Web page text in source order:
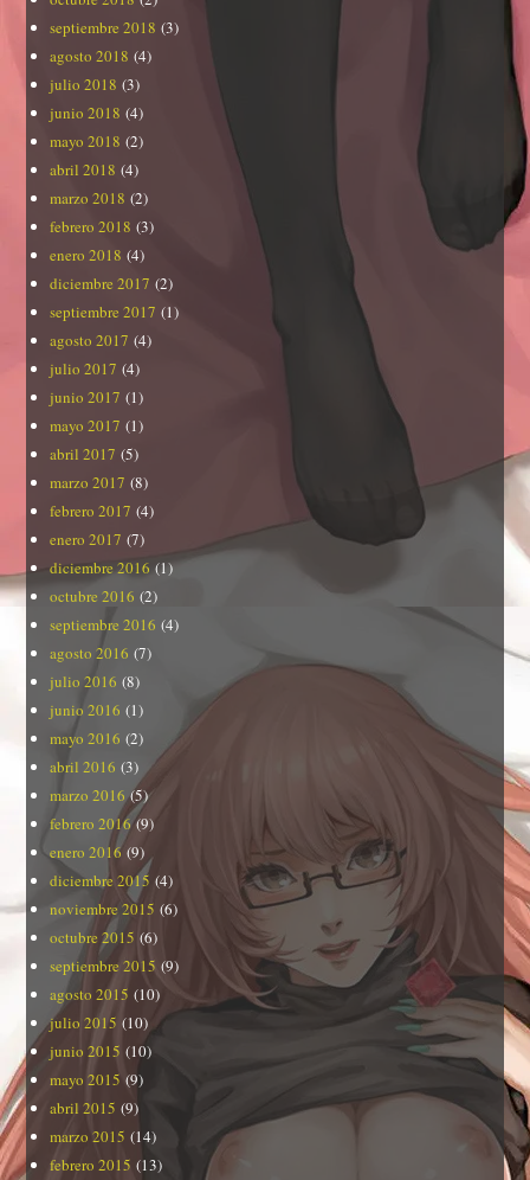
septiembre 2018 (3)
agosto 2018 (4)
julio 2018 (3)
junio 2018 (4)
mayo 2018 (2)
abril 2018 (4)
marzo 2018 (2)
febrero 2018 (3)
enero 2018 (4)
diciembre 2017 (2)
septiembre 2017 (1)
agosto 2017 (4)
julio 2017 (4)
junio 2017 (1)
mayo 2017 (1)
abril 2017 (5)
marzo 2017 (8)
febrero 2017 (4)
enero 2017 (7)
diciembre 2016 (1)
octubre 2016 (2)
septiembre 2016 (4)
agosto 2016 (7)
julio 2016 (8)
junio 2016 (1)
mayo 2016 (2)
abril 2016 (3)
marzo 2016(5)
febrero 2016(9)
enero 2016 (9)
diciembre 2015 (4)
noviembre 2015 (6)
octubre 2015 (6)
septiembre 2015 (9)
agosto 2015 (10)
julio 2015 (10)
junio 2015 (10)
mayo 2015 (9)
abril 2015 (9)
marzo 2015 (14)
febrero 2015 (13)